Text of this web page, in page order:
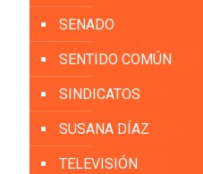
SENADO
SENTIDO COMÚN
SINDICATOS
SUSANA DÍAZ
TELEVISIÓN